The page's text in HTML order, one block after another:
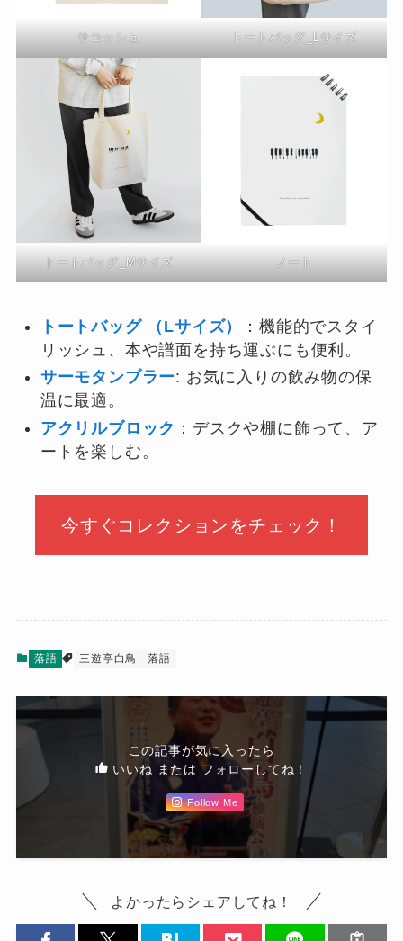
サコッシュ トートバッグ_Lサイズ
トートバッグ_Mサイズ ノート
トートバッグ （Lサイズ）
：機能的でスタイ
リッシュ、本や譜面を持ち運ぶにも便利。
サーモタンブラー: お気に入りの飲み物の保
温に最適。
アクリルブロック ：デスクや棚に飾って、ア
ートを楽しむ。
今すぐコレクションをチェック！
落語 三遊亭白鳥 落語
この記事が気に入ったら
いいね または フォローしてね！
Follow Me
よかったらシェアしてね！